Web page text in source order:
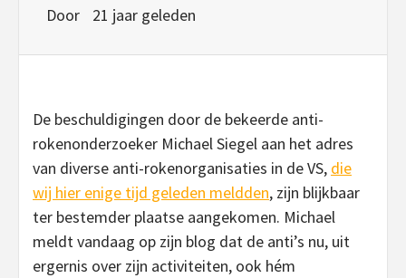
Door 21 jaar geleden
De beschuldigingen door de bekeerde anti-
rokenonderzoeker Michael Siegel aan het adres
van diverse anti-rokenorganisaties in de VS, die
wij hier enige tijd geleden meldden, zijn blijkbaar
ter bestemder plaatse aangekomen. Michael
meldt vandaag op zijn blog dat de anti’s nu, uit
ergernis over zijn activiteiten, ook hém